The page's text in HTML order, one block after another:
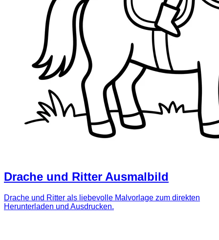
Drache und Ritter Ausmalbild
Drache und Ritter als liebevolle Malvorlage zum direkten
Herunterladen und Ausdrucken.